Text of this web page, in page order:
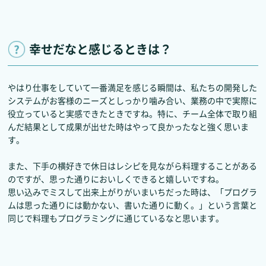
幸せだなと感じるときは？
やはり仕事をしていて一番満足を感じる瞬間は、私たちの開発した
システムがお客様のニーズとしっかり噛み合い、業務の中で実際に
役立っていると実感できたときですね。特に、チーム全体で取り組
んだ結果として成果が出せた時はやって良かったなと強く思いま
す。
また、下手の横好きで休日はレシピを見ながら料理することがある
のですが、思った通りにおいしくできると嬉しいですね。
思い込みでミスして出来上がりがいまいちだった時は、「プログラ
ムは思った通りには動かない、書いた通りに動く。」という言葉と
同じで料理もプログラミングに通じているなと思います。